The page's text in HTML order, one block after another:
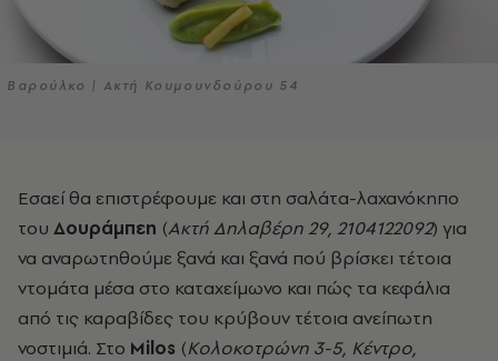
Βαρούλκο | Ακτή Κουμουνδούρου 54
Εσαεί θα επιστρέφουμε και στη σαλάτα-λαχανόκηπο
του Δουράμπεη (Ακτή Δηλαβέρη 29, 2104122092) για
να αναρωτηθούμε ξανά και ξανά πού βρίσκει τέτοια
ντομάτα μέσα στο καταχείμωνο και πώς τα κεφάλια
από τις καραβίδες του κρύβουν τέτοια ανείπωτη
νοστιμιά. Στο Milos (Κολοκοτρώνη 3-5, Κέντρο,